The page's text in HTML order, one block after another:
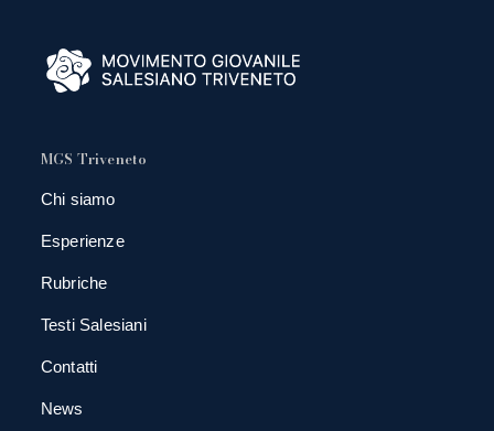
MGS Triveneto
Chi siamo
Esperienze
Rubriche
Testi Salesiani
Contatti
News